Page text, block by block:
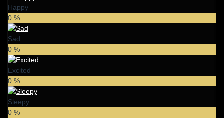
Happy
0 %
Sad
0 %
Excited
0 %
Sleepy
0 %